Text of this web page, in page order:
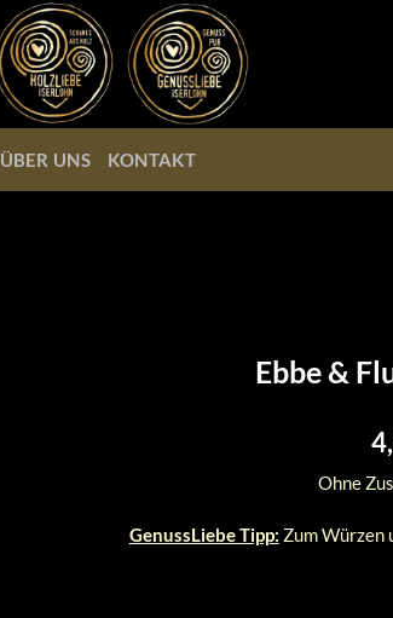
ÜBER UNS KONTAKT
Ebbe &
Ohne
GenussLiebe Tipp: Zum Würzen